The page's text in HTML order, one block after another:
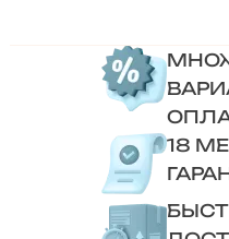
18